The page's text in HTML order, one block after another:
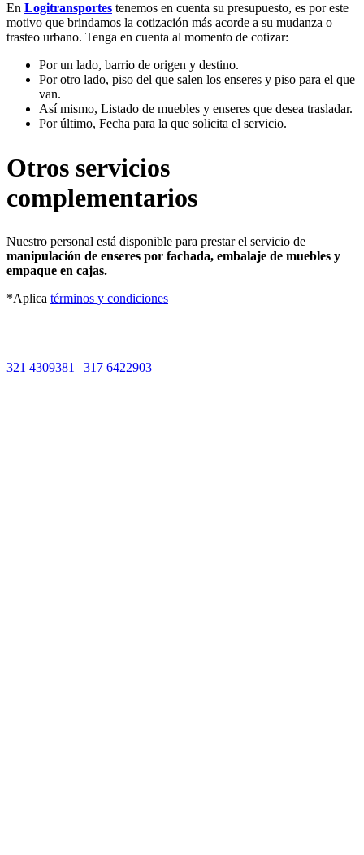
En Logitransportes tenemos en cuenta su presupuesto, es por este
motivo que brindamos la cotización más acorde a su mudanza o
trasteo urbano. Tenga en cuenta al momento de cotizar:
Por un lado, barrio de origen y destino.
Por otro lado, piso del que salen los enseres y piso para el que
van.
Así mismo, Listado de muebles y enseres que desea trasladar.
Por último, Fecha para la que solicita el servicio.
Otros servicios
complementarios
Nuestro personal está disponible para prestar el servicio de
manipulación de enseres por fachada, embalaje de muebles y
empaque en cajas.
*Aplica términos y condiciones
321 4309381 317 6422903